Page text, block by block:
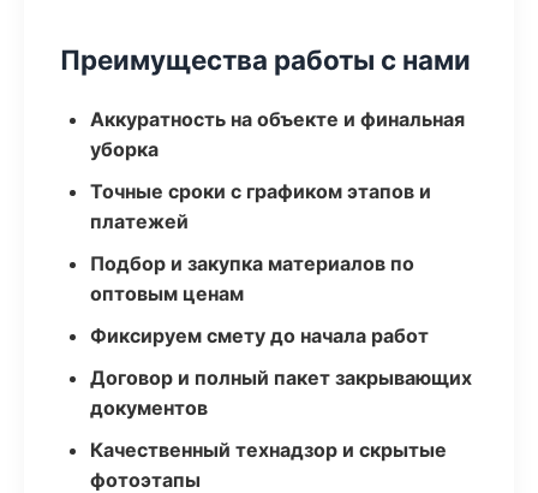
Преимущества работы с нами
Аккуратность на объекте и финальная
уборка
Точные сроки с графиком этапов и
платежей
Подбор и закупка материалов по
оптовым ценам
Фиксируем смету до начала работ
Договор и полный пакет закрывающих
документов
Качественный технадзор и скрытые
фотоэтапы